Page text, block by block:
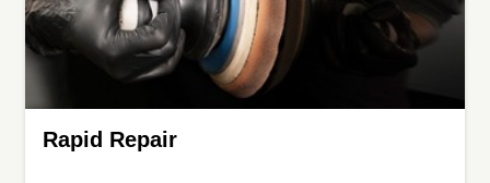
Rapid Repair